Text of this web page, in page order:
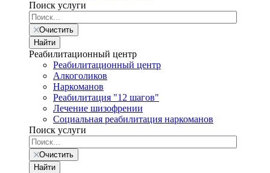
Поиск услуги
Очистить
Найти
Реабилитационный центр
Реабилитационный центр
Алкоголиков
Наркоманов
Реабилитация "12 шагов"
Лечение шизофрении
Социальная реабилитация наркоманов
Поиск услуги
Очистить
Найти